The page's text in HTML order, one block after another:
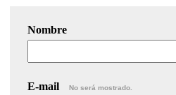
Nombre
E-mail No será mostrado.